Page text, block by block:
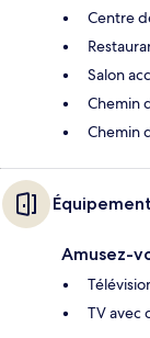
Centre
Salon
Chemin
Chemin
Amusez-
TV avec